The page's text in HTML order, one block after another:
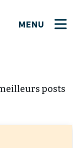
MENU
posts
?